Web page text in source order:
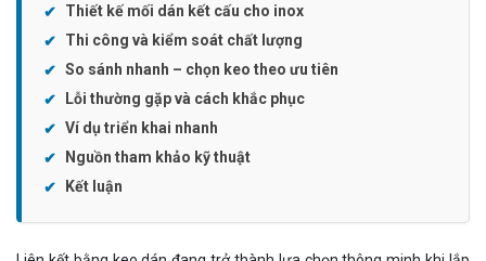
Thiết kế mối dán kết cấu cho inox
Thi công và kiểm soát chất lượng
So sánh nhanh – chọn keo theo ưu tiên
Lỗi thường gặp và cách khắc phục
Ví dụ triển khai nhanh
Nguồn tham khảo kỹ thuật
Kết luận